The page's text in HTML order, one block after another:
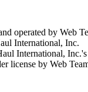
operated by Web
International, Inc.
International,
license by Web